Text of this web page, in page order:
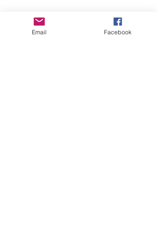
Email Facebook